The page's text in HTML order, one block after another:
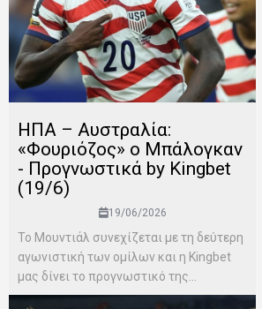
ΗΠΑ – Αυστραλία:
«Φουριόζος» ο Μπάλογκαν
- Προγνωστικά by Kingbet
(19/6)
19/06/2026
Το Μουντιάλ συνεχίζεται με τη δεύτερη
αγωνιστική των ομίλων και η Kingbet
μας δίνει το προγνωστικό της...